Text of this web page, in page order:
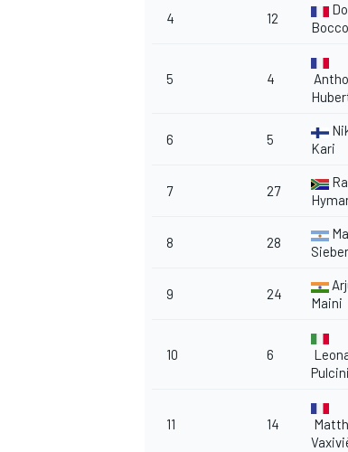
4 12
5 4
6 5
Kari
7 27
8 28
9 24
Maini
10 6
Pulcini
11 14